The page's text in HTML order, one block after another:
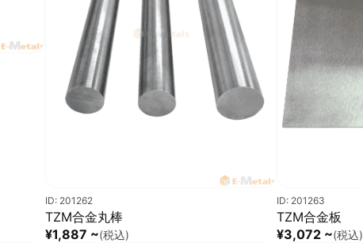
ID: 201262
TZM合金丸棒
¥1,887 ~(税込)
ID: 201263
TZM合金板
¥3,072 ~(税込)